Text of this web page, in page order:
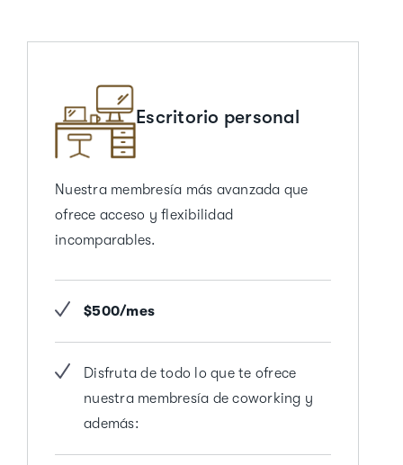
Escritorio personal
Nuestra membresía más avanzada que
ofrece acceso y flexibilidad
incomparables.
$500/mes
Disfruta de todo lo que te ofrece
nuestra membresía de coworking y
además: